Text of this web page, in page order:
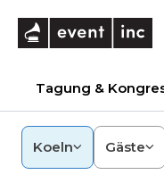
Tagung &
Koeln Gäste